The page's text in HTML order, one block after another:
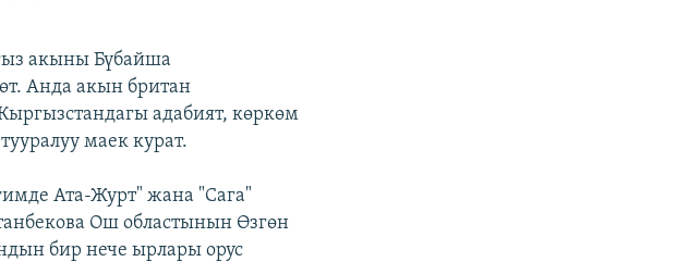
акыны Бүбайша
Анда акын британ
адабият, көркөм
маек курат.
Ата-Журт" жана "Сага"
Ош областынын Өзгөн
бир нече ырлары орус